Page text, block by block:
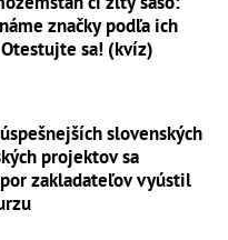
značky podľa ich
sa! (kvíz)
slovenských
projektov sa
zakladateľov vyústil